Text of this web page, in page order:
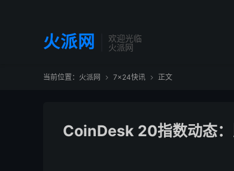
火派网
欢迎光临
火派网
当前位置： 火派网  7×24快讯  正文
CoinDesk 20指数动态